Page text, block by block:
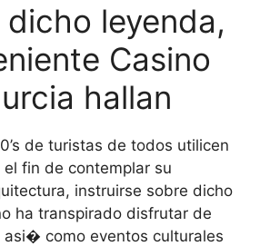
leyenda,
Casino
hallan
de turistas de todos utilicen
fin de contemplar su
instruirse sobre dicho
ha transpirado disfrutar de
asi� como eventos culturales